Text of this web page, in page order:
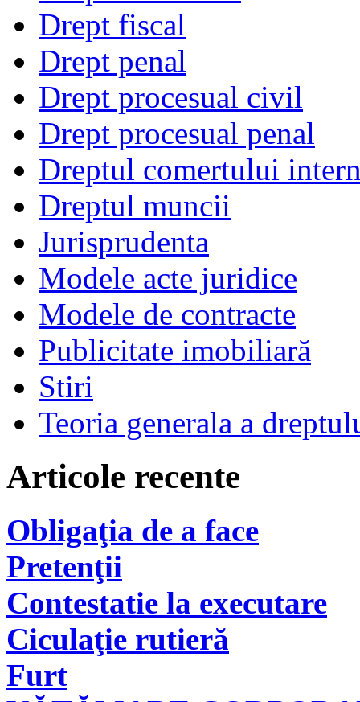
Drept fiscal
Drept penal
Drept procesual civil
Drept procesual penal
Dreptul comertului
Dreptul muncii
Jurisprudenta
Modele acte juridice
Modele de contracte
Publicitate imobiliară
Stiri
Teoria generala a
Articole recente
Obligaţia de a face
Pretenţii
Contestatie la executare
Ciculaţie rutieră
Furt